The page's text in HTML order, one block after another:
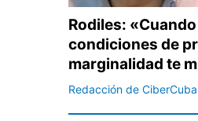
Rodiles:
condiciones de
marginalidad te
Redacción de CiberCuba